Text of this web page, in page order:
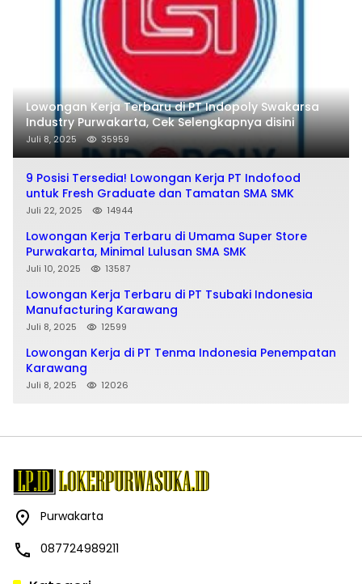
Lowongan Kerja Terbaru di PT Indopoly Swakarsa
Industry Purwakarta, Cek Selengkapnya disini
Juli 8, 2025 35959
9 Posisi Tersedia! Lowongan Kerja PT Indofood
untuk Fresh Graduate dan Tamatan SMA SMK
Juli 22, 2025 14944
Lowongan Kerja Terbaru di Umama Super Store
Purwakarta, Minimal Lulusan SMA SMK
Juli 10, 2025 13587
Lowongan Kerja Terbaru di PT Tsubaki Indonesia
Manufacturing Karawang
Juli 8, 2025 12599
Lowongan Kerja di PT Tenma Indonesia Penempatan
Karawang
Juli 8, 2025 12026
Purwakarta
087724989211